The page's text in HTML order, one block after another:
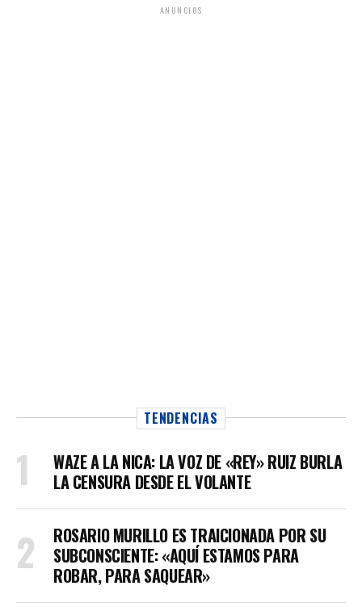
ANUNCIOS
TENDENCIAS
WAZE A LA NICA: LA VOZ DE «REY» RUIZ BURLA
LA CENSURA DESDE EL VOLANTE
ROSARIO MURILLO ES TRAICIONADA POR SU
SUBCONSCIENTE: «AQUÍ ESTAMOS PARA
ROBAR, PARA SAQUEAR»